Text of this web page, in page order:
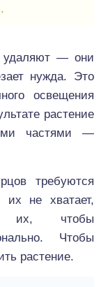
удаляют — они
нужда. Это
освещения
растение
частями —
требуются
не хватает,
их, чтобы
Чтобы
растение.